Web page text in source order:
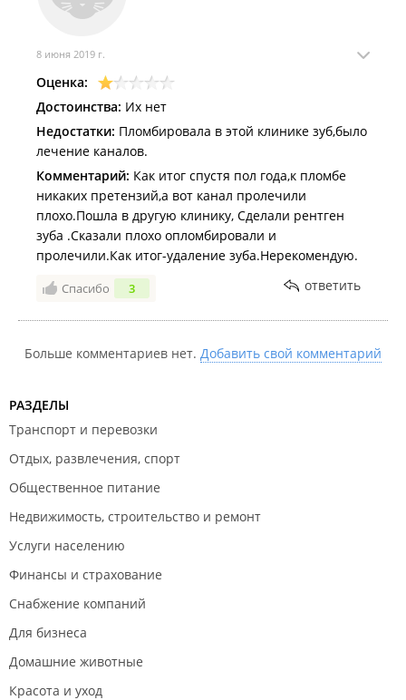
8 июня 2019 г.
Оценка:
Достоинства: Их нет
Недостатки: Пломбировала в этой клинике зуб,было
лечение каналов.
Комментарий: Как итог спустя пол года,к пломбе
никаких претензий,а вот канал пролечили
плохо.Пошла в другую клинику, Сделали рентген
зуба .Сказали плохо опломбировали и
пролечили.Как итог-удаление зуба.Нерекомендую.
Спасибо 3 ответить
Больше комментариев нет. Добавить свой комментарий
РАЗДЕЛЫ
Транспорт и перевозки
Отдых, развлечения, спорт
Общественное питание
Недвижимость, строительство и ремонт
Услуги населению
Финансы и страхование
Снабжение компаний
Для бизнеса
Домашние животные
Красота и уход